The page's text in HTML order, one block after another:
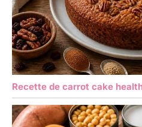
Recette de carrot cake